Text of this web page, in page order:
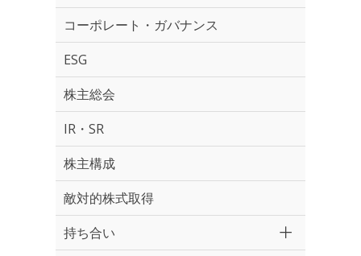
コーポレート・ガバナンス
ESG
株主総会
IR・SR
株主構成
敵対的株式取得
持ち合い